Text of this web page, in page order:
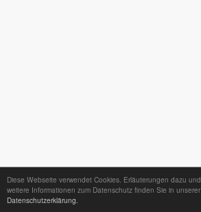
Diese Webseite verwendet Cookies. Erläuterungen dazu und
weitere Informationen zum Datenschutz finden Sie in unserer
Datenschutzerklärung.24h - Bereitschaftsdienst unter